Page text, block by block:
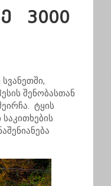
3000
შენობასთან
ტყის